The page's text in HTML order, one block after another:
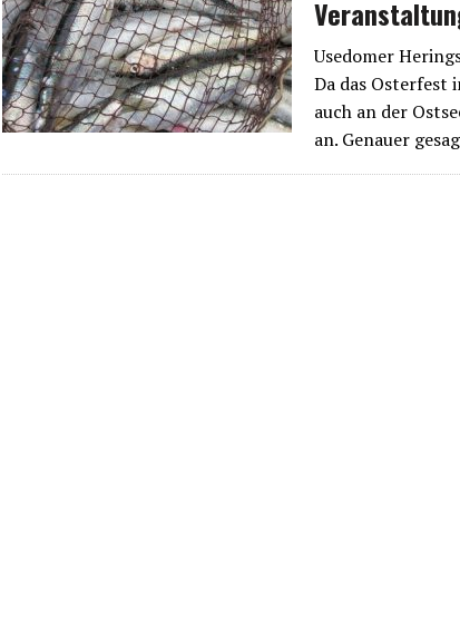
Usedomer
Da das Osterfest
auch an der
an. Genauer